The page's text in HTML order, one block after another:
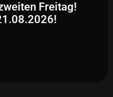
Freitag!